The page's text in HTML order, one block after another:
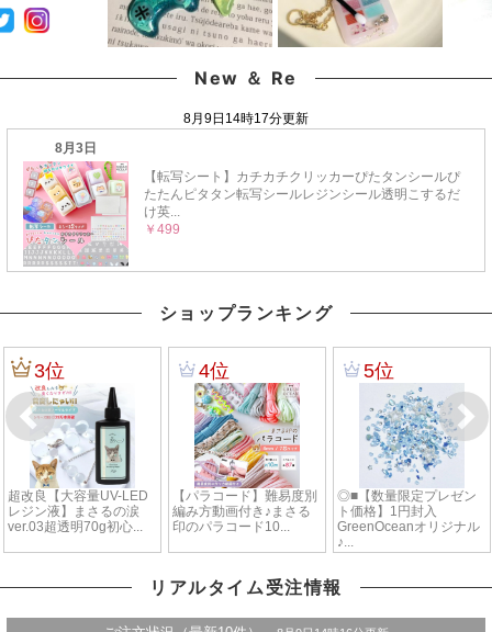
New ＆ Re
ショップランキング
リアルタイム受注情報